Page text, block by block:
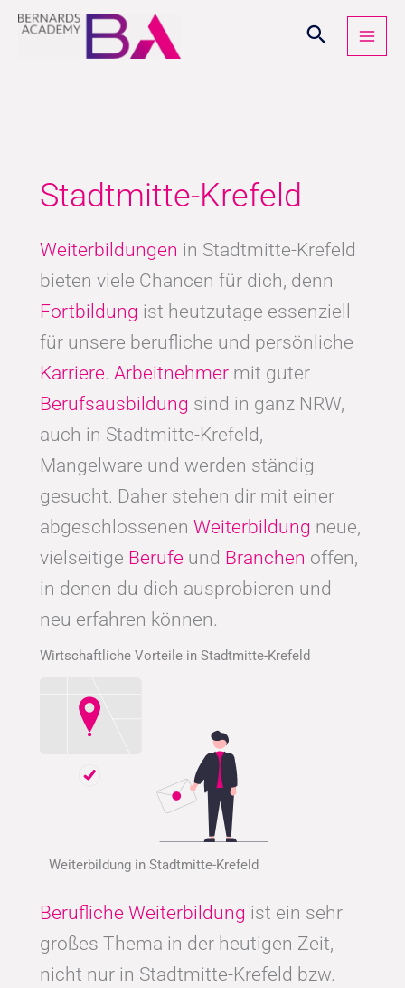
Zum
Inhalt
Stadtmitte-Krefeld
Weiterbildungen in Stadtmitte-Krefeld
bieten viele Chancen für dich, denn
Fortbildung ist heutzutage essenziell
für unsere berufliche und persönliche
Karriere. Arbeitnehmer mit guter
Berufsausbildung sind in ganz NRW,
auch in Stadtmitte-Krefeld,
Mangelware und werden ständig
gesucht. Daher stehen dir mit einer
abgeschlossenen Weiterbildung neue,
vielseitige Berufe und Branchen offen,
in denen du dich ausprobieren und
neu erfahren können.
Wirtschaftliche Vorteile in Stadtmitte-Krefeld
Weiterbildung in Stadtmitte-Krefeld
Berufliche Weiterbildung ist ein sehr
großes Thema in der heutigen Zeit,
nicht nur in Stadtmitte-Krefeld bzw.